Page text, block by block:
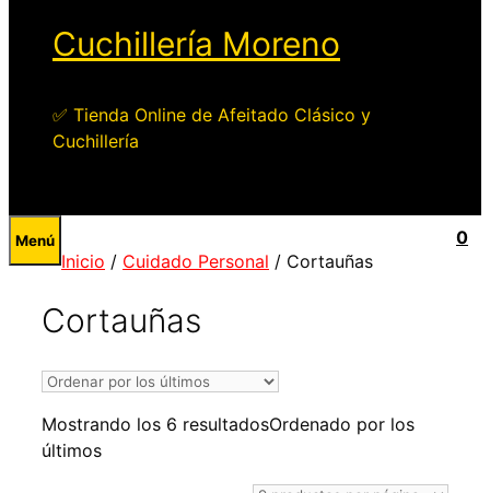
Cuchillería Moreno
✅ Tienda Online de Afeitado Clásico y
Cuchillería
0
Menú
Inicio / Cuidado Personal / Cortauñas
Cortauñas
Mostrando los 6 resultadosOrdenado por los
últimos